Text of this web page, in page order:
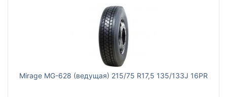
Mirage MG-628 (ведущая) 215/75 R17,5 135/133J 16PR